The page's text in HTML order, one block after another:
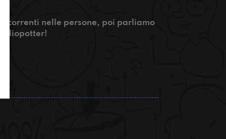
ricorrenti nelle persone, poi parliamo